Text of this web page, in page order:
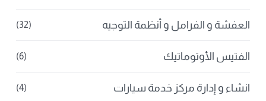
العفشة و الفرامل و أنظمة التوجيه (32)
الفتيس الأوتوماتيك (6)
انشاء و إدارة مركز خدمة سيارات (4)